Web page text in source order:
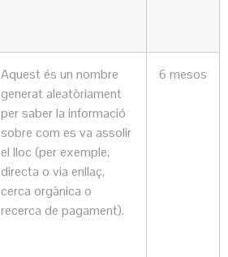
Aquest és un nombre
generat aleatòriament
per saber la informació
sobre com es va assolir
el lloc (per exemple,
directa o via enllaç,
cerca orgànica o
recerca de pagament).
6 mesos